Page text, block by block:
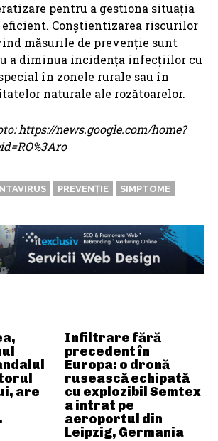
are
Infiltrare fără
precedent în
Europa: o dronă
rusească echipată
cu explozibil Semtex
a intrat pe
aeroportul din
Leipzig, Germania
pentru a gestiona situația
Conștientizarea riscurilor
măsurile de prevenție sunt
a diminua incidența infecțiilor cu
în zonele rurale sau în
naturale ale rozătoarelor.
https://news.google.com/home?
PREVENȚIE SIMPTOME